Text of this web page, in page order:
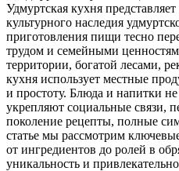
Удмуртская кухня
культурного наследия
приготовления пищи тесно
трудом и семейными
территории, богатой лесами,
кухня использует местные
и простоту. Блюда и напитки
укрепляют социальные связи,
поколение рецепты, полные
статье мы рассмотрим
от ингредиентов до ролей в
уникальность и